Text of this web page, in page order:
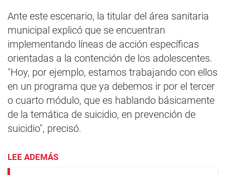
Ante este escenario, la titular del área sanitaria
municipal explicó que se encuentran
implementando líneas de acción específicas
orientadas a la contención de los adolescentes.
"Hoy, por ejemplo, estamos trabajando con ellos
en un programa que ya debemos ir por el tercer
o cuarto módulo, que es hablando básicamente
de la temática de suicidio, en prevención de
suicidio", precisó.
LEE ADEMÁS